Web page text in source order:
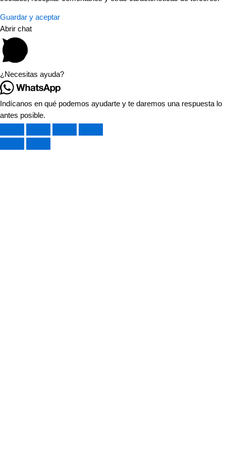
Guardar y aceptar
Abrir chat
¿Necesitas ayuda?
Indícanos en qué podemos ayudarte y te daremos una respuesta lo
antes posible.